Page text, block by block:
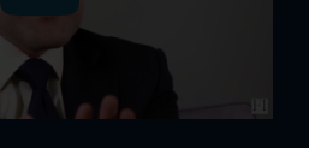
Watch
the
Aansturing
vanuit